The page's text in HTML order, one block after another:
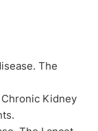
The
Kidney